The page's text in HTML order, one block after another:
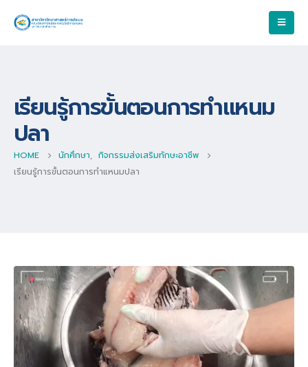
เรียนรู้การขั้นตอนการทำแหนม
ปลา
HOME นักศึกษา, กิจกรรมส่งเสริมทักษะอาชีพ
เรียนรู้การขั้นตอนการทำแหนมปลา